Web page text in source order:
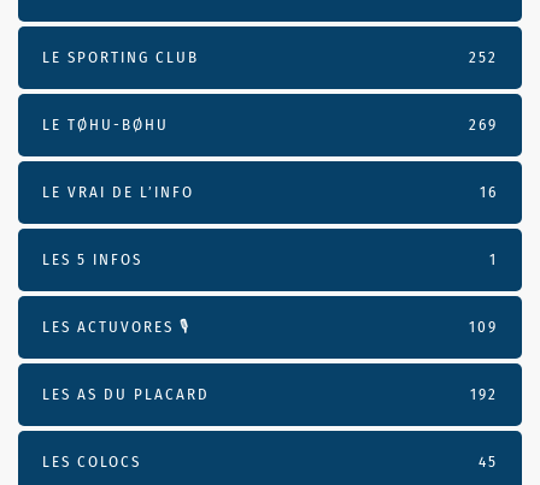
LE SPORTING CLUB 252
LE TØHU-BØHU 269
LE VRAI DE L’INFO 16
LES 5 INFOS 1
LES ACTUVORES 🎙 109
LES AS DU PLACARD 192
LES COLOCS 45